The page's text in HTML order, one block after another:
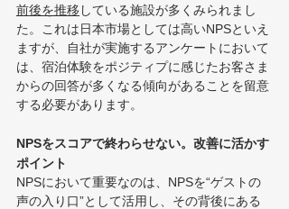
前後を推移 している施設が多くみられまし
た。これは日本市場としては高いNPSといえ
ますが、自社が実施するアンケートにおいて
は、宿泊体験をポジティプに感じたお客さま
からの回答が多くなる傾向があることを留意
する必要があります。
NPSをスコアで終わらせない。改善に活かす
ポイント
NPSにおいて重要なのは、NPSを“ゲストの
声の入り口”として活用し、その背後にある